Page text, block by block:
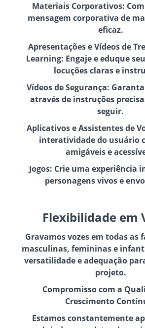
Materiais Corporativos:
mensagem corporativa de
eficaz.
Apresentações e Vídeos de
Learning: Engaje e eduque
locuções claras e
Vídeos de Segurança:
através de instruções
seguir.
Aplicativos e Assistentes de
interatividade do usuário
amigáveis e
Jogos: Crie uma experiência
personagens vivos e
Flexibilidade em
Gravamos vozes em todas as
masculinas, femininas e
versatilidade e adequação
projeto.
Compromisso com a
Crescimento
Estamos constantemente